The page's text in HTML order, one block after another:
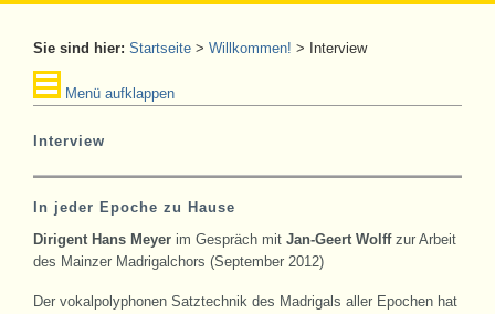
Sie sind hier: Startseite > Willkommen! > Interview
Menü aufklappen
Interview
In jeder Epoche zu Hause
Dirigent Hans Meyer im Gespräch mit Jan-Geert Wolffzur Arbeit
des Mainzer Madrigalchors (September 2012)
Der vokalpolyphonen Satztechnik des Madrigals aller Epochen hat